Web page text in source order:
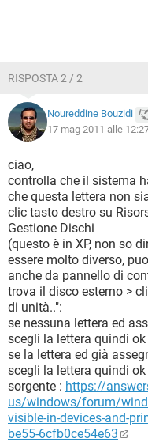
RISPOSTA 2 / 2
Noureddine Bouzidi
17 mag 2011 alle
ciao,
controlla che il sistema
che questa lettera non
clic tasto destro su
Gestione Dischi
(questo è in XP, non so
essere molto diverso,
anche da pannello di
trova il disco esterno >
di unità..":
se nessuna lettera ed
scegli la lettera quindi ok
se la lettera ed già
scegli la lettera quindi ok
sorgente : https://
us/windows/forum/
visible-in-devices-and-
be55-6cfb0ce54e63